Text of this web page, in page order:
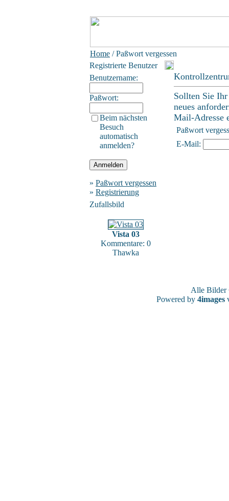
Home / Paßwort vergessen
Registrierte Benutzer
Benutzername:
Paßwort:
Beim nächsten
Besuch
automatisch
anmelden?
» Paßwort vergessen
» Registrierung
Zufallsbild
Vista 03
Kommentare: 0
Thawka
Sollten Sie
neues
Mail-Adresse
Paßwort
E-Mail:
Alle
Powered by 4images